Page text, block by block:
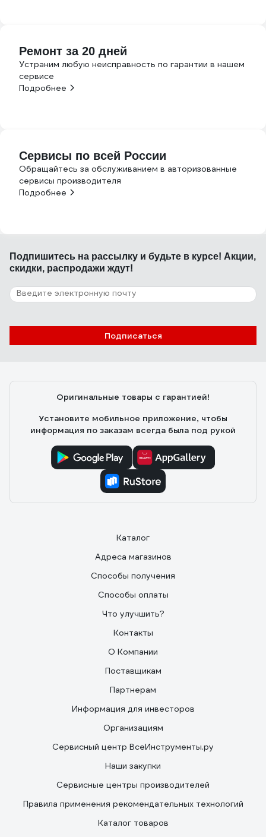
Ремонт за 20 дней
Устраним любую неисправность по гарантии в нашем
сервисе
Подробнее
Сервисы по всей России
Обращайтесь за обслуживанием в авторизованные
сервисы производителя
Подробнее
Подпишитесь на рассылку и будьте в курсе! Акции,
скидки, распродажи ждут!
Подписаться
Оригинальные товары с гарантией!
Установите мобильное приложение, чтобы
информация по заказам всегда была под рукой
Каталог
Адреса магазинов
Способы получения
Способы оплаты
Что улучшить?
Контакты
О Компании
Поставщикам
Партнерам
Информация для инвесторов
Организациям
Сервисный центр ВсеИнструменты.ру
Наши закупки
Сервисные центры производителей
Правила применения рекомендательных технологий
Каталог товаров